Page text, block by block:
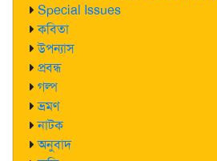
Special Issues
কবিতা
উপন্যাস
প্রবন্ধ
গল্প
ভ্রমণ
নাটক
অনুবাদ